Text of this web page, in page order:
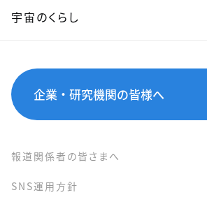
宇宙のくらし
企業・研究機関の皆様へ
報道関係者の皆さまへ
SNS運用方針